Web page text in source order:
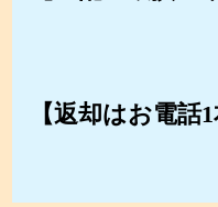
【返却はお電話